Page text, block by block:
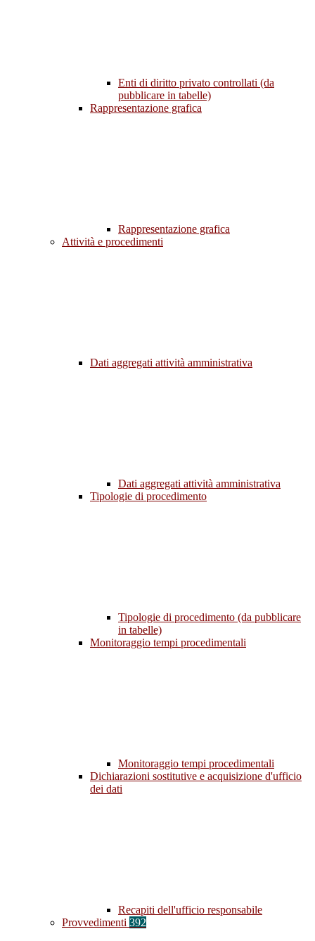
Enti di diritto privato controllati (da
pubblicare in tabelle)
Rappresentazione grafica
Rappresentazione grafica
Attività e procedimenti
Dati aggregati attività amministrativa
Dati aggregati attività amministrativa
Tipologie di procedimento
Tipologie di procedimento (da pubblicare
in tabelle)
Monitoraggio tempi procedimentali
Monitoraggio tempi procedimentali
Dichiarazioni sostitutive e acquisizione d'ufficio
dei dati
Recapiti dell'ufficio responsabile
Provvedimenti 392